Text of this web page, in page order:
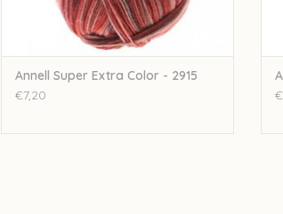
Annell Super Extra Color - 2915
€7,20